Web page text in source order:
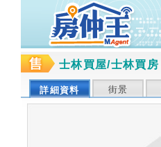
士林買屋/士林買房
詳細資料 街景